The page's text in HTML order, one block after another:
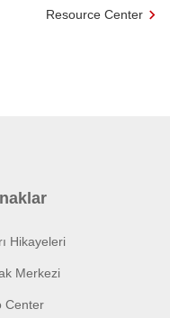
Resource Center
Hikayeleri
Merkezi
Center